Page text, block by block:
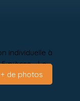
+ de photos